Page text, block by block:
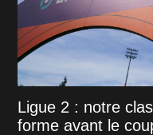
Ligue 2 : notre
forme avant le